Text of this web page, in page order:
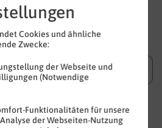
Suchen
Cookies und ähnliche
Zwecke:
der Webseite und
(Notwendige
Funktionalitäten für unsere
der Webseiten-Nutzung